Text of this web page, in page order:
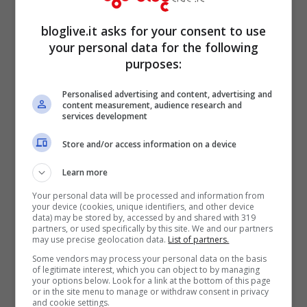
senso che i tagli alle aliquote Irpef
dovranno essere finanziati,agendo
sull’imposizione sulle rendite finanziarie,
dell’Iva.
bloglive.it asks for your consent to use
your personal data for the following
purposes:
Personalised advertising and content, advertising and
content measurement, audience research and
services development
Store and/or access information on a device
Learn more
Your personal data will be processed and information from
your device (cookies, unique identifiers, and other device
data) may be stored by, accessed by and shared with 319
partners, or used specifically by this site. We and our partners
may use precise geolocation data. List of partners.
Some vendors may process your personal data on the basis
of legitimate interest, which you can object to by managing
your options below. Look for a link at the bottom of this page
or in the site menu to manage or withdraw consent in privacy
and cookie settings.